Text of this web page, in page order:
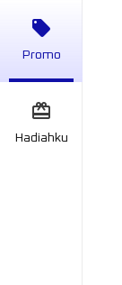
Promo
Hadiahku